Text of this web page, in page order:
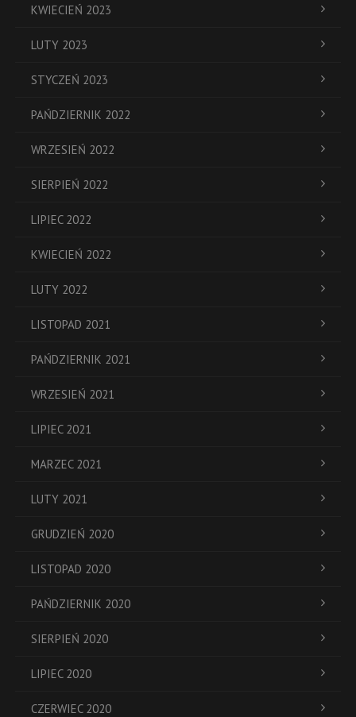
KWIECIEŃ 2023
LUTY 2023
STYCZEŃ 2023
PAŃDZIERNIK 2022
WRZESIEŃ 2022
SIERPIEŃ 2022
LIPIEC 2022
KWIECIEŃ 2022
LUTY 2022
LISTOPAD 2021
PAŃDZIERNIK 2021
WRZESIEŃ 2021
LIPIEC 2021
MARZEC 2021
LUTY 2021
GRUDZIEŃ 2020
LISTOPAD 2020
PAŃDZIERNIK 2020
SIERPIEŃ 2020
LIPIEC 2020
CZERWIEC 2020